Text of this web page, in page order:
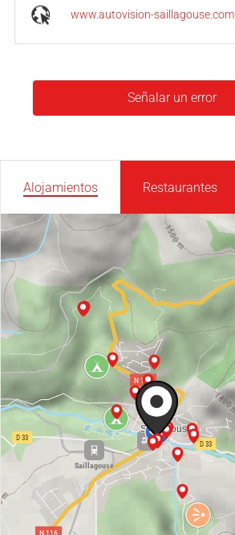
www.autovision-saillagouse.com
Señalar un error
Alojamientos Restaurantes